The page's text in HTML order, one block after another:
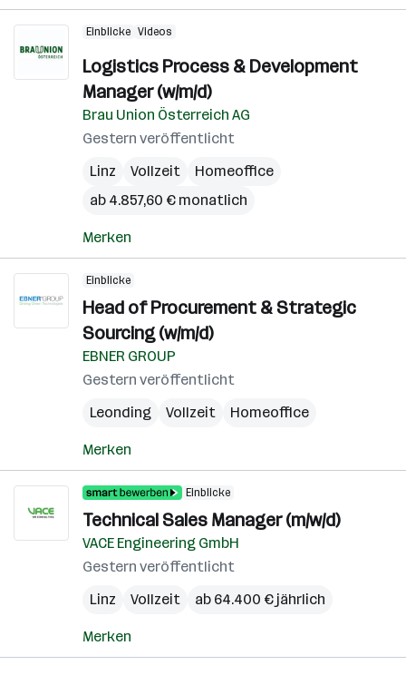
Einblicke Videos
Logistics Process & Development
Manager (w/m/d)
Brau Union Österreich AG
Gestern veröffentlicht
Linz
Vollzeit
Homeoffice
ab 4.857,60 € monatlich
Merken
Einblicke
Head of Procurement & Strategic
Sourcing (w/m/d)
EBNER GROUP
Gestern veröffentlicht
Leonding
Vollzeit Homeoffice
Merken
Einblicke
Technical Sales Manager (m/w/d)
VACE Engineering GmbH
Gestern veröffentlicht
Linz
Vollzeit ab 64.400 € jährlich
Merken